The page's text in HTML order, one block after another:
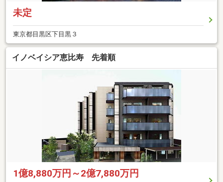
未定
東京都目黒区下目黒３
イノベイシア恵比寿 先着順
1億8,880万円～2億7,880万円